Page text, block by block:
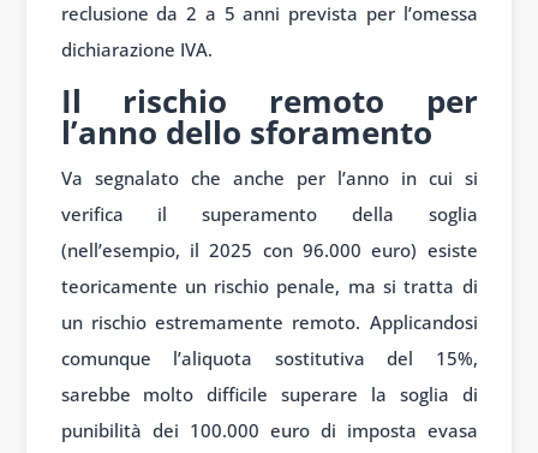
reclusione da 2 a 5 anni prevista per l’omessa
dichiarazione IVA.
Il rischio remoto per
l’anno dello sforamento
Va segnalato che anche per l’anno in cui si
verifica il superamento della soglia
(nell’esempio, il 2025 con 96.000 euro) esiste
teoricamente un rischio penale, ma si tratta di
un rischio estremamente remoto. Applicandosi
comunque l’aliquota sostitutiva del 15%,
sarebbe molto difficile superare la soglia di
punibilità dei 100.000 euro di imposta evasa